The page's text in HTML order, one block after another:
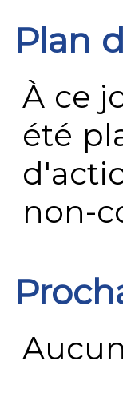
Plan
À ce
été
non-